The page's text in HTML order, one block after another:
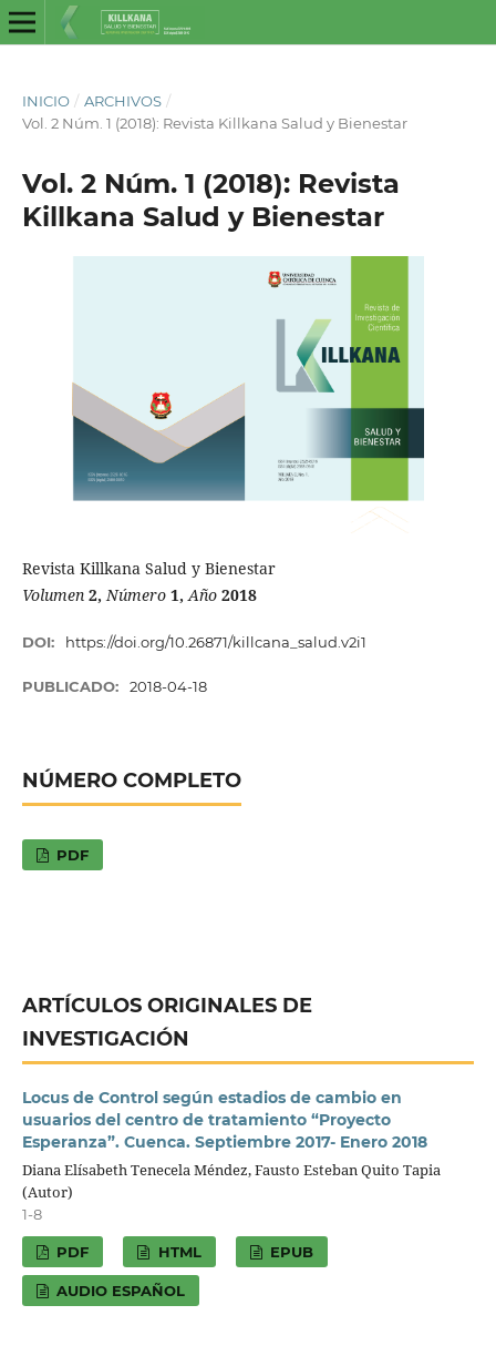
INICIO / ARCHIVOS /
Vol. 2 Núm. 1 (2018): Revista Killkana Salud y Bienestar
Vol. 2 Núm. 1 (2018): Revista
Killkana Salud y Bienestar
Revista Killkana Salud y Bienestar
Volumen 2, Número 1, Año 2018
DOI: https://doi.org/10.26871/killcana_salud.v2i1
PUBLICADO: 2018-04-18
NÚMERO COMPLETO
PDF
ARTÍCULOS ORIGINALES DE
INVESTIGACIÓN
Locus de Control según estadios de cambio en
usuarios del centro de tratamiento “Proyecto
Esperanza”. Cuenca. Septiembre 2017- Enero 2018
Diana Elísabeth Tenecela Méndez, Fausto Esteban Quito Tapia
(Autor)
1-8
PDF HTML EPUB
AUDIO ESPAÑOL